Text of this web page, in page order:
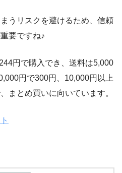
うリスクを避けるため、信頼
要ですね♪
円で購入でき、送料は5,000
円で300円、10,000円以上
まとめ買いに向いています。